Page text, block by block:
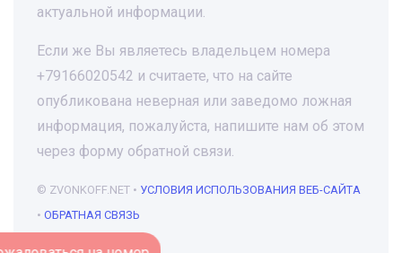
актуальной информации.
Если же Вы являетесь владельцем номера
+79166020542 и считаете, что на сайте
опубликована неверная или заведомо ложная
информация, пожалуйста, напишите нам об этом
через форму обратной связи.
© ZVONKOFF.NET • УСЛОВИЯ ИСПОЛЬЗОВАНИЯ ВЕБ-САЙТА
• ОБРАТНАЯ СВЯЗЬ